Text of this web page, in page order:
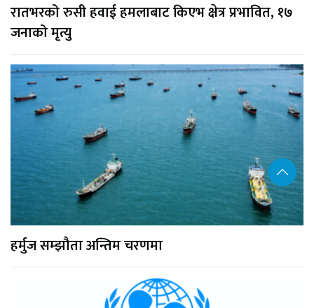
रातभरको रुसी हवाई हमलाबाट किएभ क्षेत्र प्रभावित, १७
जनाको मृत्यु
हर्मुज सम्झौता अन्तिम चरणमा